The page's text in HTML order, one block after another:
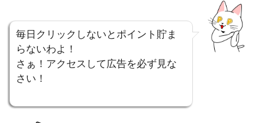
毎日クリックしないとポイント貯ま
らないわよ！
さぁ！アクセスして広告を必ず見な
さい！